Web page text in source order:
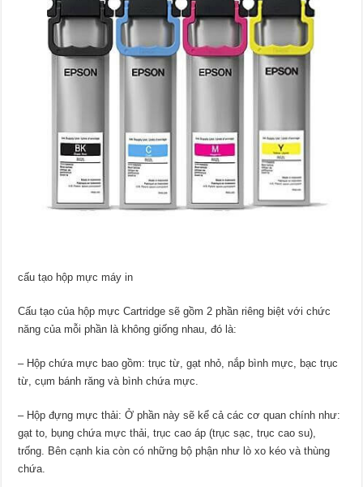
cấu tạo hộp mực máy in
Cấu tạo của hộp mực Cartridge sẽ gồm 2 phần riêng biệt với chức
năng của mỗi phần là không giống nhau, đó là:
– Hộp chứa mực bao gồm: trục từ, gạt nhỏ, nắp bình mực, bạc trục
từ, cụm bánh răng và bình chứa mực.
– Hộp đựng mực thải: Ở phần này sẽ kể cả các cơ quan chính như:
gạt to, bụng chứa mực thải, trục cao áp (trục sạc, trục cao su),
trống. Bên cạnh kia còn có những bộ phận như lò xo kéo và thùng
chứa.